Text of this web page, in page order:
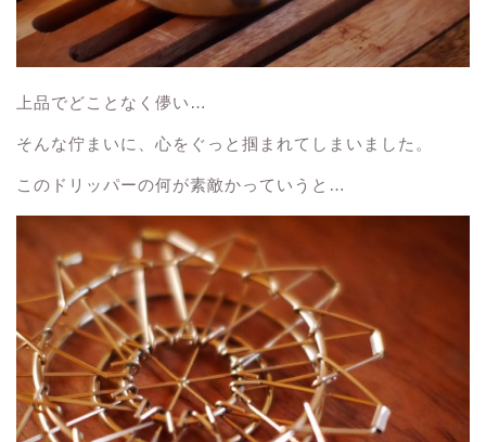
上品でどことなく儚い…
そんな佇まいに、心をぐっと掴まれてしまいました。
このドリッパーの何が素敵かっていうと…